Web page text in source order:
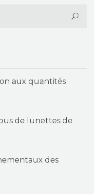
aux quantités
de lunettes de
des